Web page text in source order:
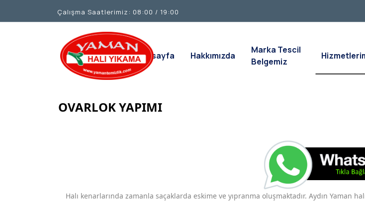
OVARLOK YAPIMI
Halı kenarlarında zamanla saçaklarda eskime ve yıpranma oluşmaktadır. Aydın Yaman
Çalışma Saatlerimiz: 08:00 / 19:00
Anasayfa Hakkımızda
Marka Tescil
Belgemiz